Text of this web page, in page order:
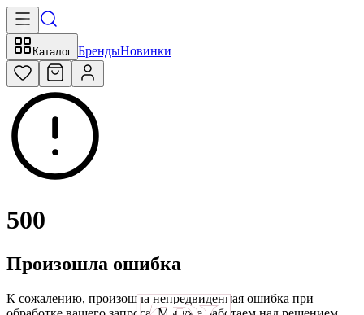
Каталог БрендыНовинки
500
Произошла ошибка
К сожалению, произошла непредвиденная ошибка при